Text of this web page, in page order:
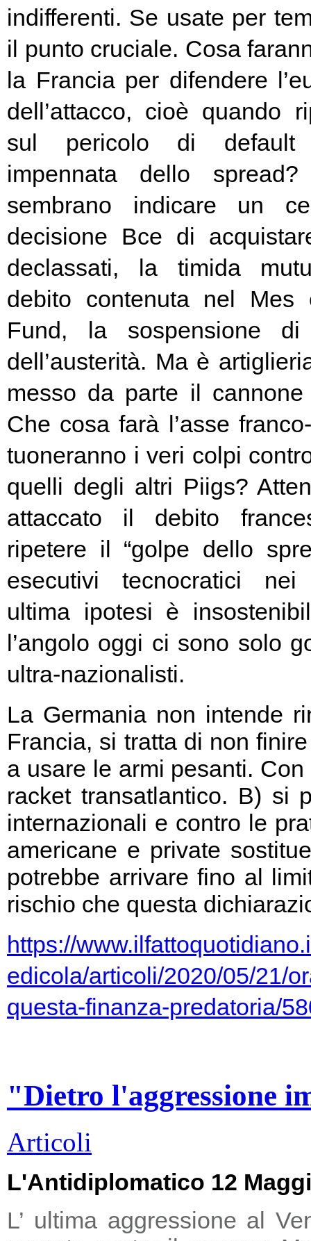
indifferenti. Se usate per
il punto cruciale. Cosa
la Francia per difendere
dell’attacco, cioè quando
sul pericolo di default
impennata dello
sembrano indicare un
decisione Bce di
declassati, la timida
debito contenuta nel Mes
Fund, la sospensione di
dell’austerità. Ma è
messo da parte il
Che cosa farà l’asse
tuoneranno i veri colpi
quelli degli altri Piigs?
attaccato il debito
ripetere il “golpe dello
esecutivi tecnocratici
ultima ipotesi è
l’angolo oggi ci sono solo
ultra-nazionalisti.
La Germania non intende
Francia, si tratta di non
a usare le armi pesanti.
racket transatlantico. B) si
internazionali e contro le
americane e private
potrebbe arrivare fino al
rischio che questa
https://
edicola/articoli/2020/05/21/
questa-finanza-predatoria/
"Dietro l'aggressione
Articoli
L'Antidiplomatico 12
L’ ultima aggressione al